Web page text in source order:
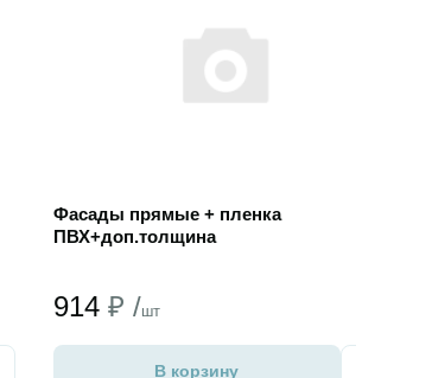
Фасады прямые + пленка
ПВХ+доп.толщина
914 ₽ /шт
В корзину